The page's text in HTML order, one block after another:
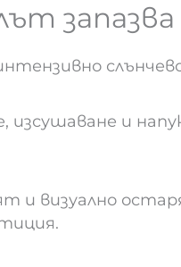
слънчево
и
и визуално